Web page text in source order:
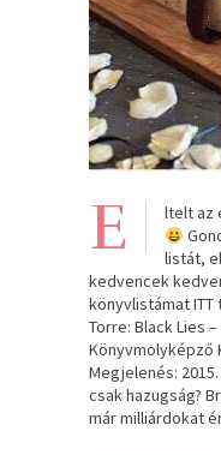
E
ltelt az
listát,
kedvencek
könyvlistámat
Torre: Black Lies
Könyvmolyképző
Megjelenés:
csak hazugság?
már milliárdokat